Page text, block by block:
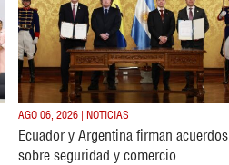
AGO 06, 2026 | NOTICIAS
Ecuador y Argentina firman acuerdos
sobre seguridad y comercio